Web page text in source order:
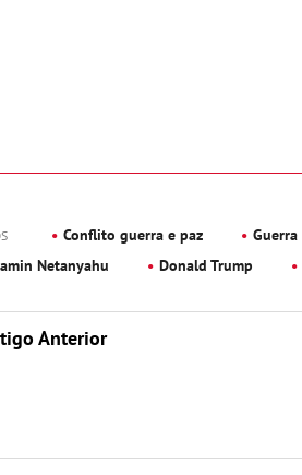
Conflito guerra e paz Guerra
Netanyahu
Donald Trump
Anterior